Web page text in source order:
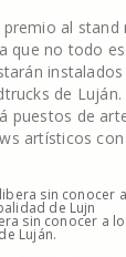
al
que no todo
de
puestos de
artísticos
sin conocer a
Luján.